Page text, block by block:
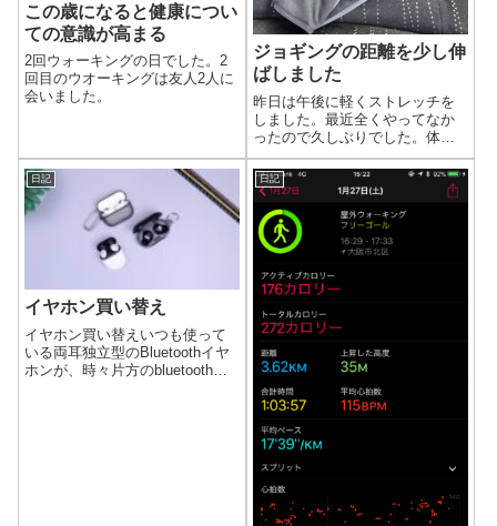
この歳になると健康につい
ての意識が高まる
2回ウォーキングの日でした。2
回目のウオーキングは友人2人に
会いました。
ジョギングの距離を少し伸
ばしました
昨日は午後に軽くストレッチを
しました。最近全くやってなか
ったので久しぶりでした。体、
バキバキいいます…
日記
イヤホン買い替え
イヤホン買い替えいつも使って
いる両耳独立型のBluetoothイヤ
ホンが、時々片方のbluetooth接
日記